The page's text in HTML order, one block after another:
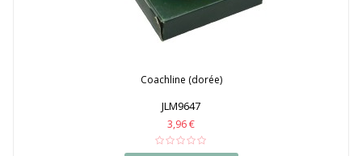
Coachline (dorée)
JLM9647
3,96 €